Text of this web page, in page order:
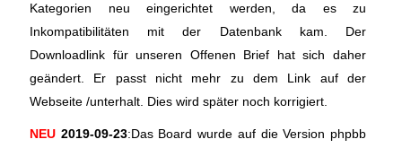
Kategorien neu eingerichtet werden, da es zu
Inkompatibilitäten mit der Datenbank kam. Der
Downloadlink für unseren Offenen Brief hat sich daher
geändert. Er passt nicht mehr zu dem Link auf der
Webseite /unterhalt. Dies wird später noch korrigiert.
NEU 2019-09-23:Das Board wurde auf die Version phpbb